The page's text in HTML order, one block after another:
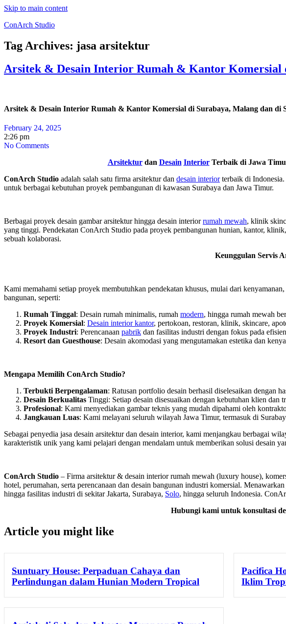
Skip to main content
ConArch Studio
Tag Archives: jasa arsitektur
Arsitek & Desain Interior Rumah & Kantor Komersial
Arsitek & Desain Interior Rumah & Kantor Komersial di Surabaya, Malang dan di
February 24, 2025
2:26 pm
No Comments
Arsitekturdan Desain InteriorTerbaik di Jawa
ConArch Studio adalah salah satu firma arsitektur dan desain interiorterbaik di Indonesia.
untuk berbagai kebutuhan proyek pembangunan di kawasan Surabaya dan Jawa Timur.
Berbagai proyek desain gambar arsitektur hingga desain interiorrumah mewah, klinik
yang tinggi. Pendekatan ConArch Studio pada proyek pembangunan hunian, kantor,
sebuah kolaborasi.
Keunggulan Servis
Kami memahami setiap proyek membutuhkan pendekatan khusus, mulai dari
bangunan, seperti:
Rumah Tinggal: Desain rumah minimalis, rumah modern, hingga rumah mewah
Proyek Komersial: Desain interior kantor, pertokoan, restoran, klinik, skincare,
Proyek Industri: Perencanaan pabrik dan fasilitas industri dengan fokus pada
Resort dan Guesthouse: Desain akomodasi yang mengutamakan estetika dan
Mengapa Memilih ConArch Studio?
Terbukti Berpengalaman: Ratusan portfolio desain berhasil diselesaikan dengan
Desain Berkualitas Tinggi: Setiap desain disesuaikan dengan kebutuhan klien dan
Profesional: Kami menyediakan gambar teknis yang mudah dipahami oleh
Jangkauan Luas: Kami melayani seluruh wilayah Jawa Timur, termasuk di
Sebagai penyedia jasa desain arsitektur dan desain interior, kami menjangkau berbagai
karakteristik unik yang kami pelajari dengan mendalam untuk memberikan solusi desain
ConArch Studio – Firma arsitektur & desain interior rumah mewah (luxury house),
hotel, perumahan, serta perencanaan dan desain bangunan industri komersial.
hingga fasilitas industri di sekitar Jakarta, Surabaya, Solo, hingga seluruh Indonesia.
Hubungi kami untuk konsultasi
Article you might like
Suntuary House: Perpaduan Cahaya dan
Perlindungan dalam Hunian Modern Tropical
Pacifica
Iklim